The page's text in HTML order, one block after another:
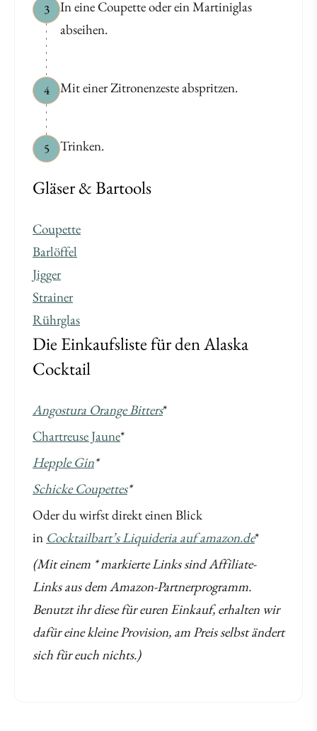
3
In eine Coupette oder ein Martiniglas
abseihen.
4 Mit einer Zitronenzeste abspritzen.
5 Trinken.
Gläser & Bartools
Coupette
Barlöffel
Jigger
Strainer
Rührglas
Die Einkaufsliste für den Alaska
Cocktail
Angostura Orange Bitters*
Chartreuse Jaune*
Hepple Gin*
Schicke Coupettes*
Oder du wirfst direkt einen Blick
in Cocktailbart’s Liquideria auf amazon.de*
(Mit einem * markierte Links sind Affiliate-
Links aus dem Amazon-Partnerprogramm.
Benutzt ihr diese für euren Einkauf, erhalten wir
dafür eine kleine Provision, am Preis selbst ändert
sich für euch nichts.)